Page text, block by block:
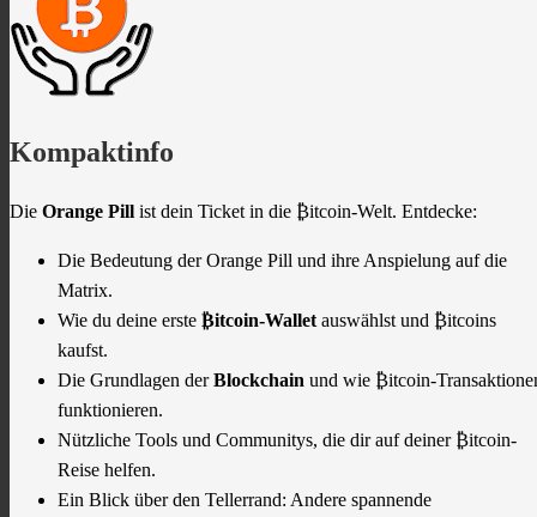
Kompaktinfo
Die Orange Pill ist dein Ticket in die ₿itcoin-Welt. Entdecke:
Die Bedeutung der Orange Pill und ihre Anspielung auf die
Matrix.
Wie du deine erste ₿itcoin-Wallet auswählst und ₿itcoins
kaufst.
Die Grundlagen derBlockchain und wie ₿itcoin-
funktionieren.
Nützliche Tools und Communitys, die dir auf deiner ₿itcoin-
Reise helfen.
Ein Blick über den Tellerrand: Andere spannende